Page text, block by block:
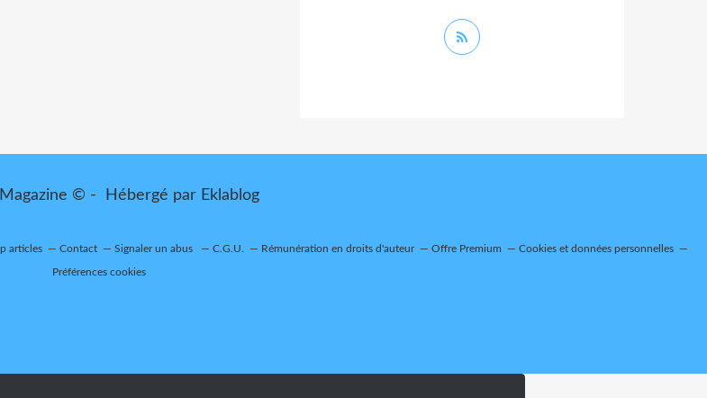
© - Hébergé par Eklablog
articles Contact Signaler un abus C.G.U. Rémunération en droits d'auteur Offre Premium Cookies et données personnelles
Préférences cookies